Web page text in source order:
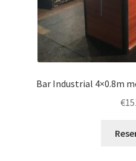
Bar Industrial 4×0.8m
€